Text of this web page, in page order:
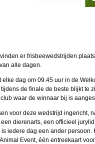
er frisbeewedstrijden
alle dagen.
elke dag om 09.45 uur in de
de finale de beste blijkt te
waar de winnaar bij is
voor deze wedstrijd ingericht,
dierenarts, een officieel
is iedere dag een ander
Event, één entreekaart